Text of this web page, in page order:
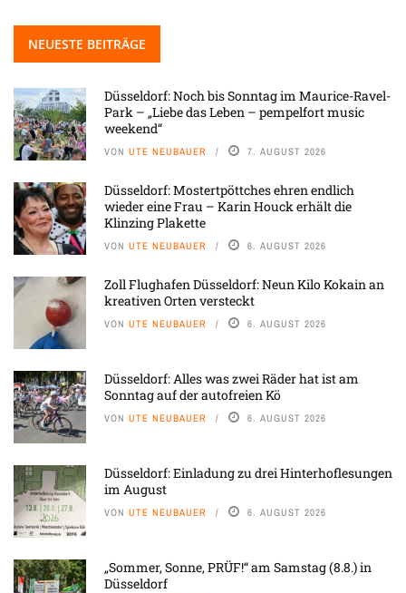
NEUESTE BEITRÄGE
Düsseldorf: Noch bis Sonntag im Maurice-Ravel-
Park – „Liebe das Leben – pempelfort music
weekend“
VON UTE NEUBAUER 7. AUGUST 2026
Düsseldorf: Mostertpöttches ehren endlich
wieder eine Frau – Karin Houck erhält die
Klinzing Plakette
VON UTE NEUBAUER 6. AUGUST 2026
Zoll Flughafen Düsseldorf: Neun Kilo Kokain an
kreativen Orten versteckt
VON UTE NEUBAUER 6. AUGUST 2026
Düsseldorf: Alles was zwei Räder hat ist am
Sonntag auf der autofreien Kö
VON UTE NEUBAUER 6. AUGUST 2026
Düsseldorf: Einladung zu drei Hinterhoflesungen
im August
VON UTE NEUBAUER 6. AUGUST 2026
„Sommer, Sonne, PRÜF!“ am Samstag (8.8.) in
Düsseldorf